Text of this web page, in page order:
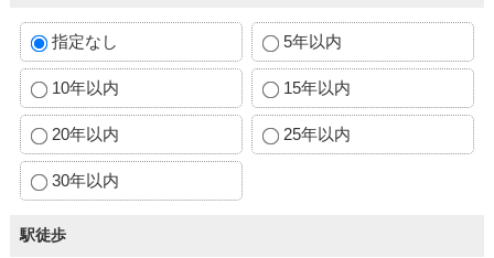
指定なし 5年以内
10年以内 15年以内
20年以内 25年以内
30年以内
駅徒歩